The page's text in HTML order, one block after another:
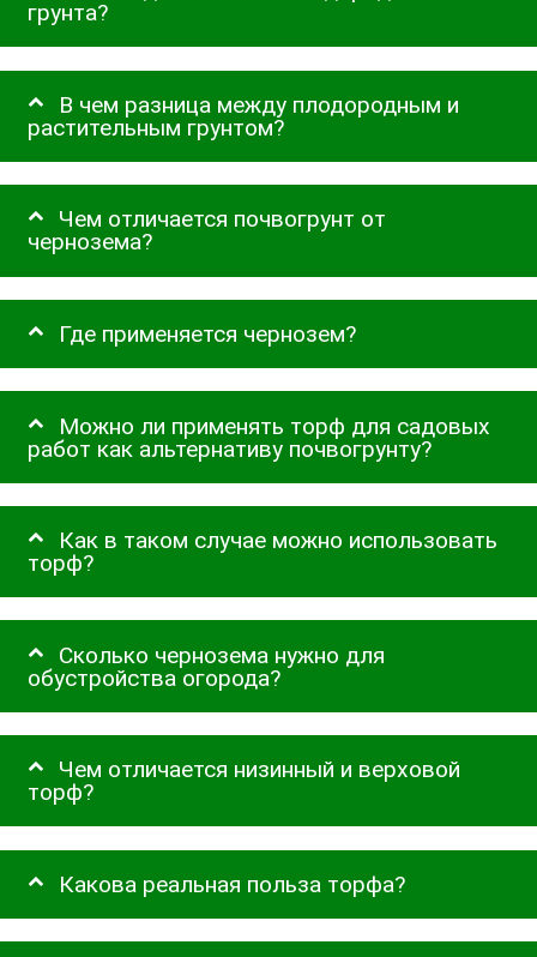
грунта?
В чем разница между плодородным и
растительным грунтом?
Чем отличается почвогрунт от
чернозема?
Где применяется чернозем?
Можно ли применять торф для садовых
работ как альтернативу почвогрунту?
Как в таком случае можно использовать
торф?
Сколько чернозема нужно для
обустройства огорода?
Чем отличается низинный и верховой
торф?
Какова реальная польза торфа?